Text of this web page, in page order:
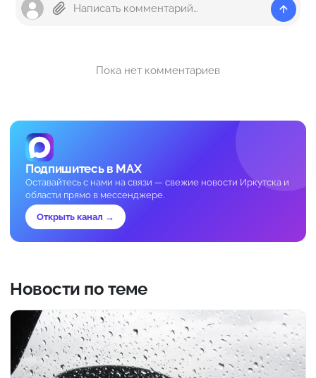
Пока нет комментариев
Подпишитесь в MAX
Оставайтесь с нами на связи — свежие новости Иркутска и
области прямо в мессенджере.
Открыть канал →
Новости по теме